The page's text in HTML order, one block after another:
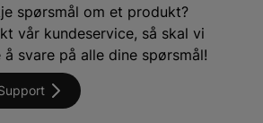
spørsmål om et produkt?
vår kundeservice, så skal vi
å svare på alle dine spørsmål!